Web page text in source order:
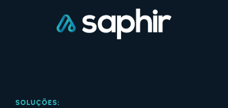
SOLUÇÕES: